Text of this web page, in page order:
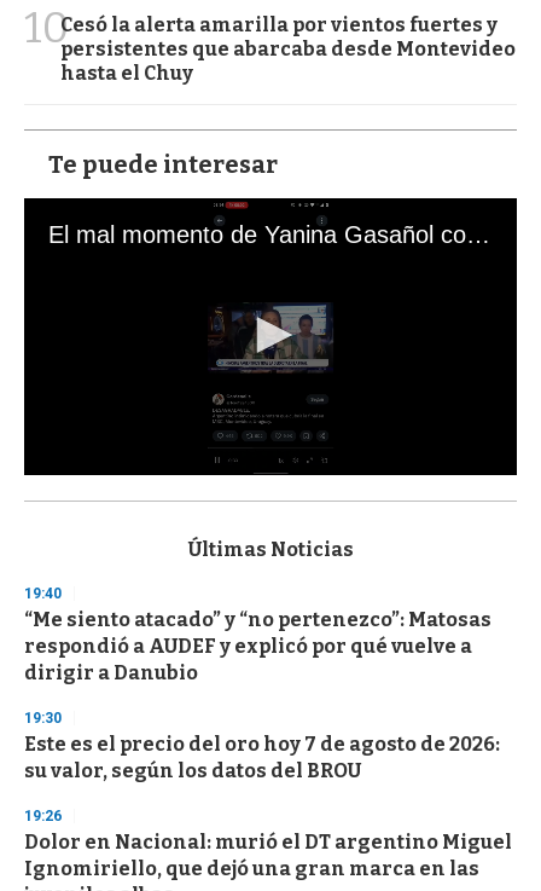
10Cesó la alerta amarilla por vientos fuertes y
persistentes que abarcaba desde Montevideo
hasta el Chuy
Te puede interesar
El mal momento de Yanina Gasañol con un hincha argentino en "Subrayado"
s
d
s
o
f
3
s
e
c
o
d
s
Últimas Noticias
19:40
“Me siento atacado” y “no pertenezco”: Matosas
respondió a AUDEF y explicó por qué vuelve a
dirigir a Danubio
19:30
Este es el precio del oro hoy 7 de agosto de 2026:
su valor, según los datos del BROU
19:26
Dolor en Nacional: murió el DT argentino Miguel
Ignomiriello, que dejó una gran marca en las